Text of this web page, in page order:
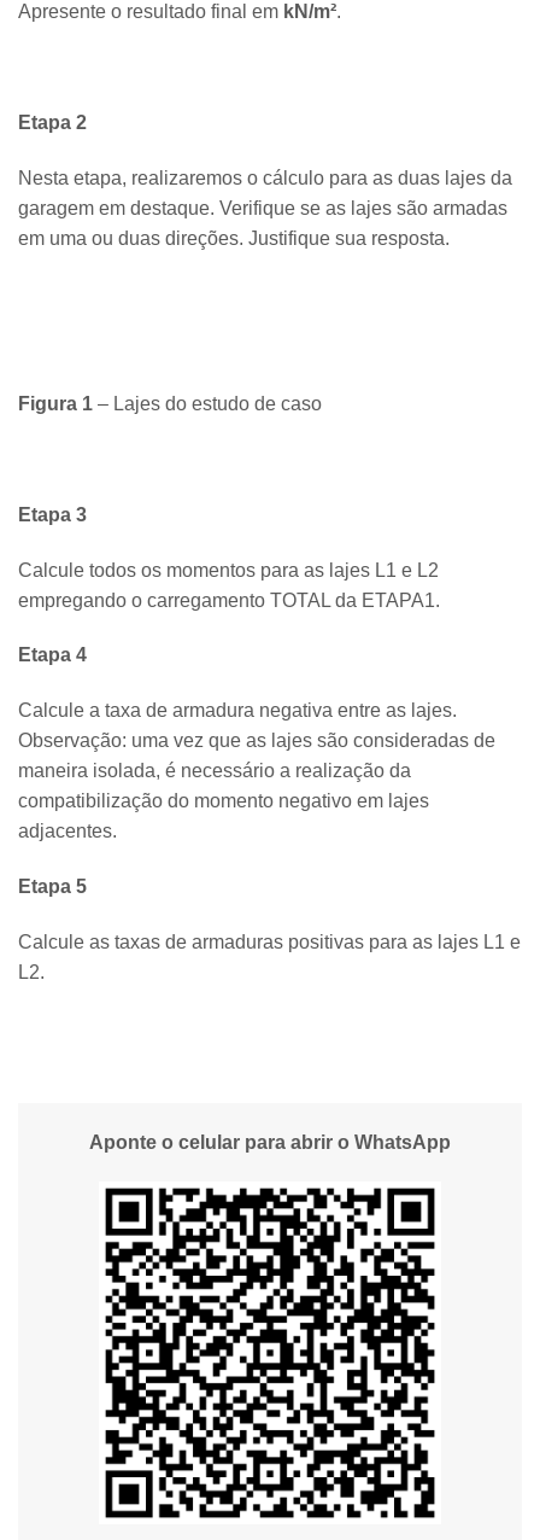
Apresente o resultado final em kN/m².
Etapa 2
Nesta etapa, realizaremos o cálculo para as duas lajes da
garagem em destaque. Verifique se as lajes são armadas
em uma ou duas direções. Justifique sua resposta.
Figura 1 – Lajes do estudo de caso
Etapa 3
Calcule todos os momentos para as lajes L1 e L2
empregando o carregamento TOTAL da ETAPA1.
Etapa 4
Calcule a taxa de armadura negativa entre as lajes.
Observação: uma vez que as lajes são consideradas de
maneira isolada, é necessário a realização da
compatibilização do momento negativo em lajes
adjacentes.
Etapa 5
Calcule as taxas de armaduras positivas para as lajes L1 e
L2.
Aponte o celular para abrir o WhatsApp